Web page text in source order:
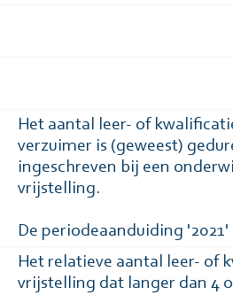
Het aantal leer- of
verzuimer is (geweest)
ingeschreven bij een
vrijstelling.
De periodeaanduiding
Het relatieve aantal leer- of
vrijstelling dat langer dan 4